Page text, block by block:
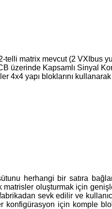
telli matrix mevcut (2 VXIbus
üzerinde Kapsamlı Sinyal
4x4 yapı bloklarını
herhangi bir satıra
oluşturmak için
sevk edilir ve
konfigürasyon için komple